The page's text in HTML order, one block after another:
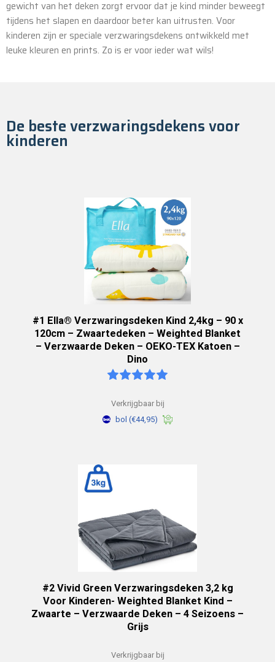
gewicht van het deken zorgt ervoor dat je kind minder beweegt
tijdens het slapen en daardoor beter kan uitrusten. Voor
kinderen zijn er speciale verzwaringsdekens ontwikkeld met
leuke kleuren en prints. Zo is er voor ieder wat wils!
De beste verzwaringsdekens voor
kinderen
#1 Ella® Verzwaringsdeken Kind 2,4kg – 90 x
120cm – Zwaartedeken – Weighted Blanket
– Verzwaarde Deken – OEKO-TEX Katoen –
Dino
Verkrijgbaar bij
bol (€44,95)
#2 Vivid Green Verzwaringsdeken 3,2 kg
Voor Kinderen- Weighted Blanket Kind –
Zwaarte – Verzwaarde Deken – 4 Seizoens –
Grijs
Verkrijgbaar bij